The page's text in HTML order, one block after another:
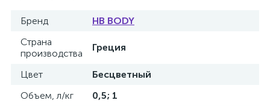
Бренд
HB BODY
Страна
производства
Греция
Цвет
Бесцветный
Объем, л/кг
0,5; 1